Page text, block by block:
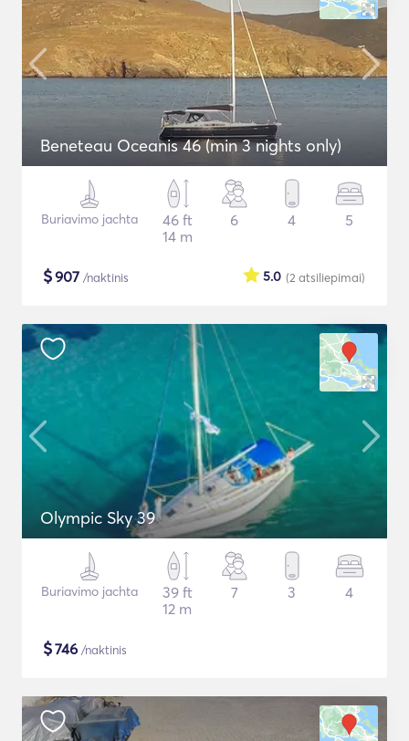
Beneteau Oceanis 46 (min 3 nights only)
Buriavimo jachta
46 ft
14 m
6 4 5
$907 /naktinis (2 atsiliepimai)
5.0
Olympic Sky 39
Buriavimo jachta
39 ft
12 m
7 3 4
$746 /naktinis